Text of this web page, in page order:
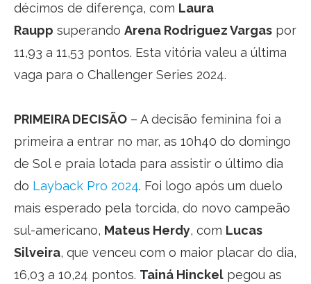
décimos de diferença, com Laura
Raupp superando Arena Rodriguez Vargas por
11,93 a 11,53 pontos. Esta vitória valeu a última
vaga para o Challenger Series 2024.
PRIMEIRA DECISÃO – A decisão feminina foi a
primeira a entrar no mar, as 10h40 do domingo
de Sol e praia lotada para assistir o último dia
do Layback Pro 2024. Foi logo após um duelo
mais esperado pela torcida, do novo campeão
sul-americano, Mateus Herdy, com Lucas
Silveira, que venceu com o maior placar do dia,
16,03 a 10,24 pontos. Tainá Hinckel pegou as